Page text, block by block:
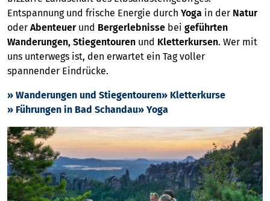
Entspannung und frische Energie durch Yoga in der Natur
oder Abenteuerund Bergerlebnisse bei geführten
Wanderungen, Stiegentouren und Kletterkursen. Wer mit
uns unterwegs ist, den erwartet ein Tag voller
spannender Eindrücke.
» Wanderungen und Stiegentouren» Kletterkurse
» Führungen in Bad Schandau» Yoga